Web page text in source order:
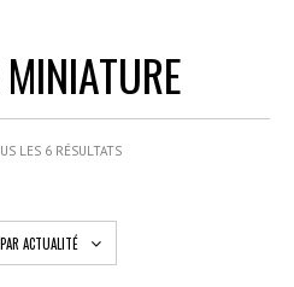
LES 6 RÉSULTATS
ACTUALITÉ